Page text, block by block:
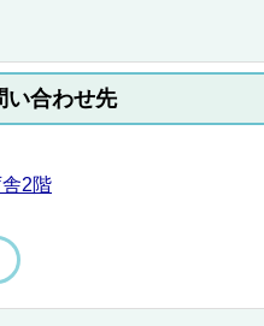
い合わせ先
2階